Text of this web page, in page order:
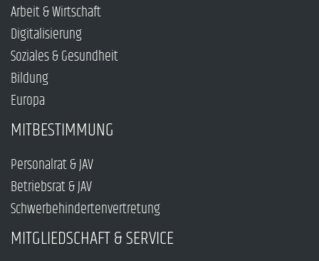
Arbeit & Wirtschaft
Digitalisierung
Soziales & Gesundheit
Bildung
Europa
MITBESTIMMUNG
Personalrat & JAV
Betriebsrat & JAV
Schwerbehindertenvertretung
MITGLIEDSCHAFT & SERVICE